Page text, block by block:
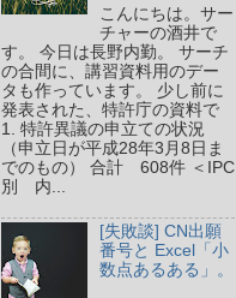
こんにちは。サー
チャーの酒井で
す。 今日は長野内勤。 サーチ
の合間に、講習資料用のデー
タも作っています。 少し前に
発表された、特許庁の資料で
1. 特許異議の申立ての状況
（申立日が平成28年3月8日ま
でのもの） 合計 608件 ＜IPC
別 内...
[失敗談] CN出願
番号と Excel「小
数点あるある」。